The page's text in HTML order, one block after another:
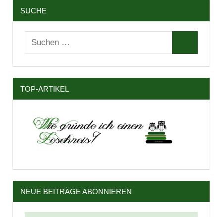
SUCHE
Suchen
nach:
TOP-ARTIKEL
NEUE BEITRÄGE ABONNIEREN